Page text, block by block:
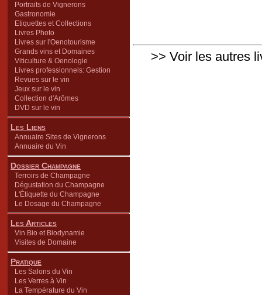
Portraits de Vignerons
Gastronomie
Etiquettes et Collections
Livres Photo
Livres sur l'Oenotourisme
Grands vins et Domaines
Viticulture & Oenologie
Livres professionnels: Gestion
Revues sur le vin
Jeux sur le vin
Collection d'Arômes
DVD sur le vin
Les Liens
Annuaire Sites de Vignerons
Annuaire du Vin
Dossier Champagne
Terroirs de Champagne
Dégustation du Champagne
L'Étiquette du Champagne
Le Dosage du Champagne
Les Articles
Vin Bio et Biodynamie
Visites de Domaine
Pratique
Les Salons du Vin
Les Verres à Vin
La Température du Vin
>> Voir les autres